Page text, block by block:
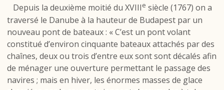
Depuis la deuxième moitié du XVIIIe siècle (1767) on a
traversé le Danube à la hauteur de Budapest par un
nouveau pont de bateaux : « C’est un pont volant
constitué d’environ cinquante bateaux attachés par des
chaînes, deux ou trois d’entre eux sont sont décalés afin
de ménager une ouverture permettant le passage des
navires ; mais en hiver, les énormes masses de glace